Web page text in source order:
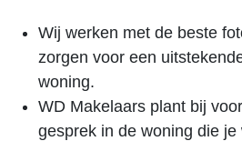
Wij werken met de beste
zorgen voor een
woning.
WD Makelaars plant bij
gesprek in de woning die